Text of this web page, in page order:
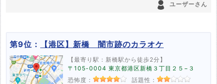
ユーザーさん
第9位： 【港区】新橋 闇市跡のカラオケ
【最寄り駅：新橋駅から徒歩2分】
〒105-0004 東京都港区新橋３丁目２５−３
恐怖度：
話題性：